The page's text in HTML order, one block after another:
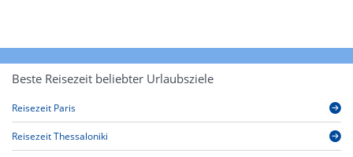
Beste Reisezeit beliebter Urlaubsziele
Reisezeit Paris
Reisezeit Thessaloniki